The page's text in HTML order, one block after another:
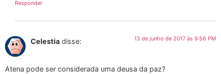
Responder
Celestia disse: 13 de junho de 2017 às 9:56 PM
Atena pode ser considerada uma deusa da paz?